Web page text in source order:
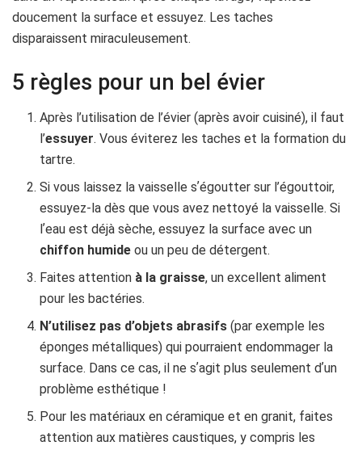
doucement la surface et essuyez. Les taches
disparaissent miraculeusement.
5 règles pour un bel évier
Après l’utilisation de l’évier (après avoir cuisiné), il faut
l’essuyer. Vous éviterez les taches et la formation du
tartre.
Si vous laissez la vaisselle sʼégoutter sur l’égouttoir,
essuyez-la dès que vous avez nettoyé la vaisselle. Si
lʼeau est déjà sèche, essuyez la surface avec un
chiffon humide ou un peu de détergent.
Faites attention à la graisse, un excellent aliment
pour les bactéries.
N’utilisez pas d’objets abrasifs(par exemple les
éponges métalliques) qui pourraient endommager la
surface. Dans ce cas, il ne sʼagit plus seulement dʼun
problème esthétique !
Pour les matériaux en céramique et en granit, faites
attention aux matières caustiques, y compris les